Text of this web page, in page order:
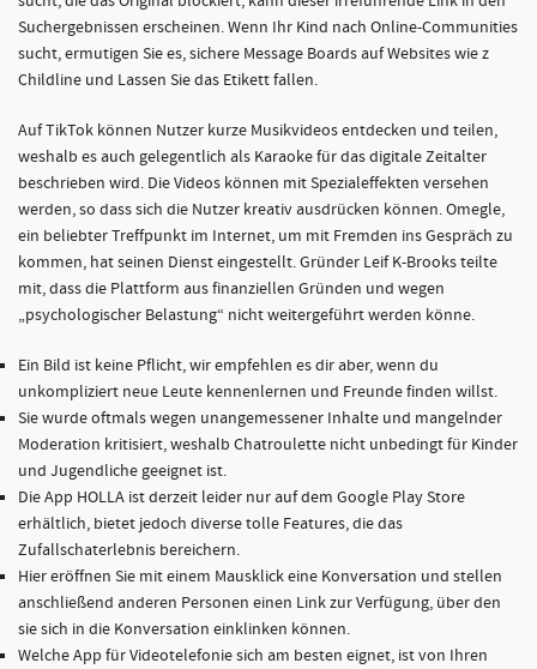
Suchergebnissen erscheinen. Wenn Ihr Kind nach Online-Communities
sucht, ermutigen Sie es, sichere Message Boards auf Websites wie z
Childline und Lassen Sie das Etikett fallen.
Auf TikTok können Nutzer kurze Musikvideos entdecken und teilen,
weshalb es auch gelegentlich als Karaoke für das digitale Zeitalter
beschrieben wird. Die Videos können mit Spezialeffekten versehen
werden, so dass sich die Nutzer kreativ ausdrücken können. Omegle,
ein beliebter Treffpunkt im Internet, um mit Fremden ins Gespräch zu
kommen, hat seinen Dienst eingestellt. Gründer Leif K-Brooks teilte
mit, dass die Plattform aus finanziellen Gründen und wegen
„psychologischer Belastung“ nicht weitergeführt werden könne.
Ein Bild ist keine Pflicht, wir empfehlen es dir aber, wenn du
unkompliziert neue Leute kennenlernen und Freunde finden willst.
Sie wurde oftmals wegen unangemessener Inhalte und mangelnder
Moderation kritisiert, weshalb Chatroulette nicht unbedingt für Kinder
und Jugendliche geeignet ist.
Die App HOLLA ist derzeit leider nur auf dem Google Play Store
erhältlich, bietet jedoch diverse tolle Features, die das
Zufallschaterlebnis bereichern.
Hier eröffnen Sie mit einem Mausklick eine Konversation und stellen
anschließend anderen Personen einen Link zur Verfügung, über den
sie sich in die Konversation einklinken können.
Welche App für Videotelefonie sich am besten eignet, ist von Ihren